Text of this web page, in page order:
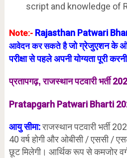
script and knowledge of
Note:- Rajasthan Patwari
आवेदन कर सकते है जो ग्रेजुएशन के
परीक्षा से पहले अपनी योग्यता पूरी करनी
प्रतापगढ़, राजस्थान पटवारी भर्ती
PratapgarhPatwari Bharti
आयु सीमा:राजस्थान पटवारी भर्ती
40 वर्ष होगी और ओबीसी / एससी /
छूट मिलेगी। आर्थिक रूप से कमजोर